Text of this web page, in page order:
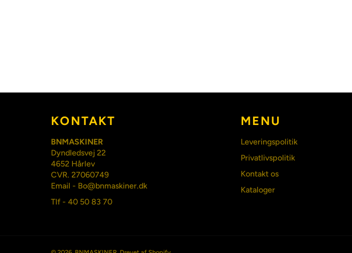
KONTAKT
BNMASKINER
Dyndledsvej 22
4652 Hårlev
CVR. 27060749
Email - Bo@bnmaskiner.dk
Tlf - 40 50 83 70
MENU
Leveringspolitik
Privatlivspolitik
Kontakt os
Kataloger